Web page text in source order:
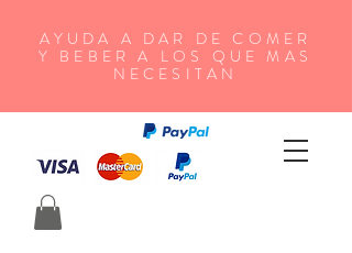
AYUDA A DAR DE COMER
Y BEBER A LOS QUE MAS
NECESITAN